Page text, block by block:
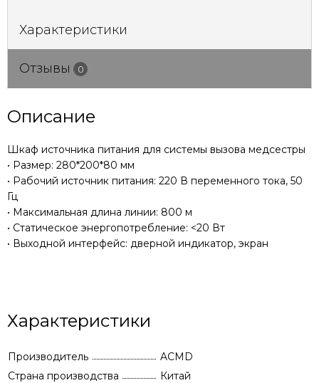
Характеристики
Отзывы 0
Описание
Шкаф источника питания для системы вызова медсестры
• Размер: 280*200*80 мм
• Рабочий источник питания: 220 В переменного тока, 50
Гц
• Максимальная длина линии: 800 м
• Статическое энергопотребление: <20 Вт
• Выходной интерфейс: дверной индикатор, экран
Характеристики
Производитель
ACMD
Страна производства
Китай